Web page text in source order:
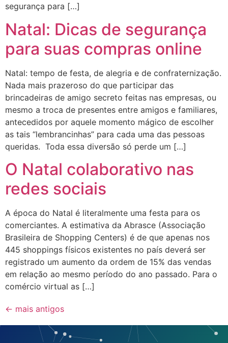
segurança para […]
Natal: Dicas de segurança
para suas compras online
Natal: tempo de festa, de alegria e de confraternização.
Nada mais prazeroso do que participar das
brincadeiras de amigo secreto feitas nas empresas, ou
mesmo a troca de presentes entre amigos e familiares,
antecedidos por aquele momento mágico de escolher
as tais “lembrancinhas” para cada uma das pessoas
queridas. Toda essa diversão só perde um […]
O Natal colaborativo nas
redes sociais
A época do Natal é literalmente uma festa para os
comerciantes. A estimativa da Abrasce (Associação
Brasileira de Shopping Centers) é de que apenas nos
445 shoppings físicos existentes no país deverá ser
registrado um aumento da ordem de 15% das vendas
em relação ao mesmo período do ano passado. Para o
comércio virtual as […]
← mais antigos